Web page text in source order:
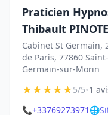
Praticien
Thibault
Cabinet St Germain,
de Paris, 77860 Saint-
Germain-sur-Morin
★★★★★5/5•1
📞+33769273971 🌐